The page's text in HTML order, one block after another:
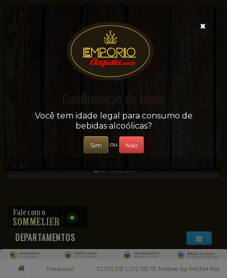
Sua conveniência e adega on-line!
0 - R$0,00
DEPARTAMENTOS
Pesquisar CLOS DE LOS SIETE Malbec by Michel
×
Confirmação de Idade
Você tem idade legal para consumo de
bebidas alcoólicas?
Sim ou Não